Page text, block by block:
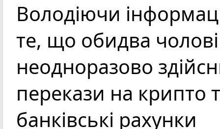
Володіючи
те, що обидва
неодноразово
перекази на крипто
банківські рахунки